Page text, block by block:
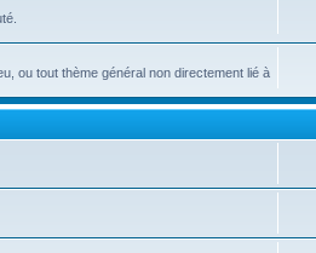
ou tout thème général non directement lié à